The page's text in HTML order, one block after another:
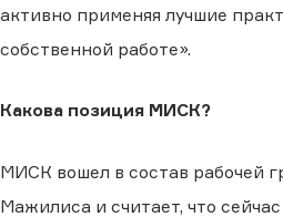
активно применяя лучшие
собственной работе».
Какова позиция МИСК?
МИСК вошел в состав рабочей
Мажилиса и считает, что